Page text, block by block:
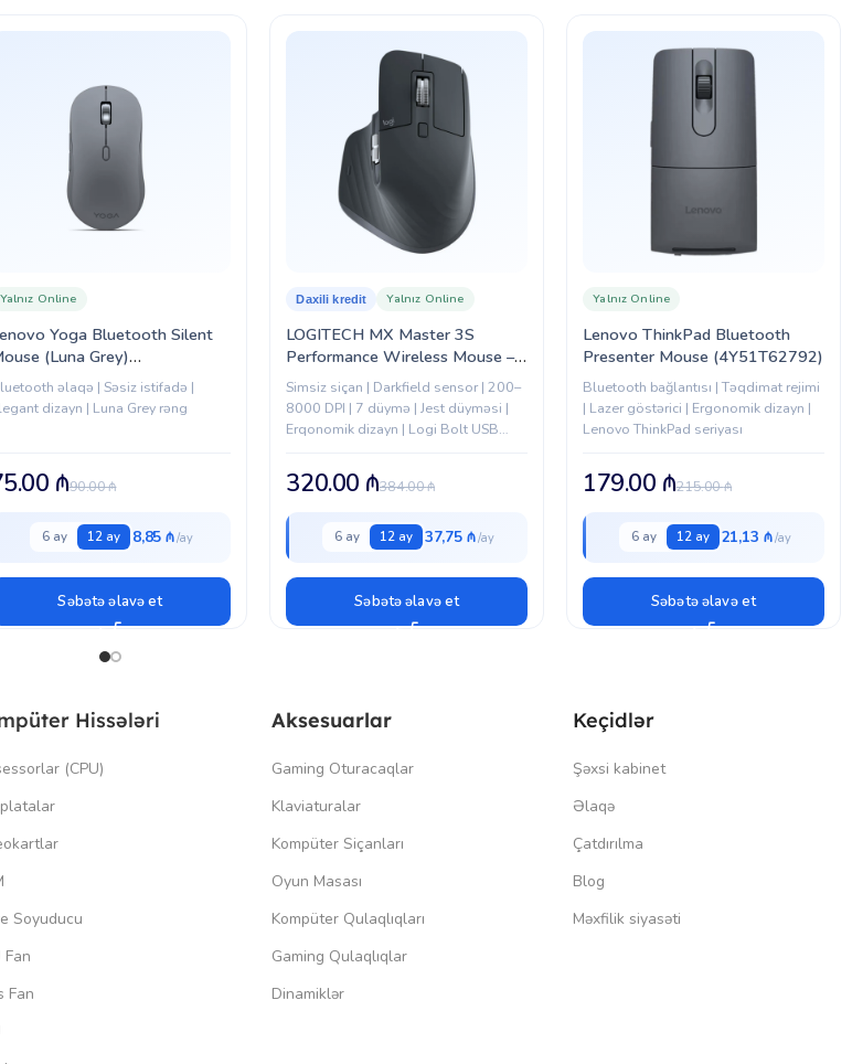
Yoga Bluetooth Silent
(Luna Grey)
Yalnız Online
əlaqə | Səsiz istifadə |
dizayn | Luna Grey rəng
90.00₼
₼
6 ay 12 ay 8,85 ₼
Səbətə əlavə et
LOGITECH MX Master 3S
Performance Wireless Mouse –
GRAPHITE (910-007501)
Daxili kredit Yalnız Online
Simsiz siçan | Darkfield sensor | 200–
8000 DPI | 7 düymə | Jest düyməsi |
Erqonomik dizayn | Logi Bolt USB
384.00₼
320.00 ₼
6 ay 12 ay 37,75 ₼
Səbətə əlavə et
Lenovo ThinkPad Bluetooth
Presenter Mouse (4Y51T62792)
Yalnız Online
Bluetooth bağlantısı | Təqdimat rejimi
| Lazer göstərici | Ergonomik dizayn |
Lenovo ThinkPad seriyası
215.00₼
179.00 ₼
6 ay 12 ay 21,13 ₼
Səbətə əlavə et
Hissələri
(CPU)
Soyuducu
Fan
Fan
Aksesuarlar
Gaming Oturacaqlar
Klaviaturalar
Kompüter Siçanları
Oyun Masası
Kompüter Qulaqlıqları
Gaming Qulaqlıqlar
Dinamiklər
Keçidlər
Şəxsi kabinet
Əlaqə
Çatdırılma
Blog
Məxfilik siyasəti